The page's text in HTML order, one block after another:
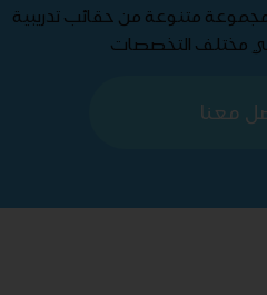
مجموعة متنوعة من حقائب تدريبية
مختلف التخصصات
معنا